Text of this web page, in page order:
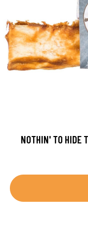
NOTHIN' TO HIDE